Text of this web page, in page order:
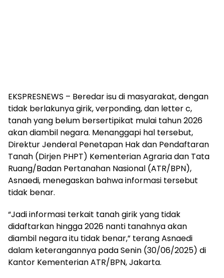
EKSPRESNEWS – Beredar isu di masyarakat, dengan
tidak berlakunya girik, verponding, dan letter c,
tanah yang belum bersertipikat mulai tahun 2026
akan diambil negara. Menanggapi hal tersebut,
Direktur Jenderal Penetapan Hak dan Pendaftaran
Tanah (Dirjen PHPT) Kementerian Agraria dan Tata
Ruang/Badan Pertanahan Nasional (ATR/BPN),
Asnaedi, menegaskan bahwa informasi tersebut
tidak benar.
“Jadi informasi terkait tanah girik yang tidak
didaftarkan hingga 2026 nanti tanahnya akan
diambil negara itu tidak benar,” terang Asnaedi
dalam keterangannya pada Senin (30/06/2025) di
Kantor Kementerian ATR/BPN, Jakarta.